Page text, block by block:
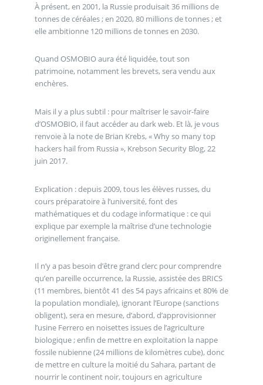
À présent, en 2001, la Russie produisait 36 millions de
tonnes de céréales ; en 2020, 80 millions de tonnes ; et
elle ambitionne 120 millions de tonnes en 2030.
Quand OSMOBIO aura été liquidée, tout son
patrimoine, notamment les brevets, sera vendu aux
enchères.
Mais il y a plus subtil : pour maîtriser le savoir-faire
d’OSMOBIO, il faut accéder au dark web. Et là, je vous
renvoie à la note de Brian Krebs, « Why so many top
hackers hail from Russia », Krebson Security Blog, 22
juin 2017.
Explication : depuis 2009, tous les élèves russes, du
cours préparatoire à l’université, font des
mathématiques et du codage informatique : ce qui
explique par exemple la maîtrise d’une technologie
originellement française.
Il n’y a pas besoin d’être grand clerc pour comprendre
qu’en pareille occurrence, la Russie, assistée des BRICS
(11 membres, bientôt 41 des 54 pays africains et 80% de
la population mondiale), ignorant l’Europe (sanctions
obligent), sera en mesure, d’abord, d’approvisionner
l’usine Ferrero en noisettes issues de l’agriculture
biologique ; enfin de mettre en exploitation la nappe
fossile nubienne (24 millions de kilomètres cube), donc
de mettre en culture la moitié du Sahara, partant de
nourrir le continent noir, toujours en agriculture